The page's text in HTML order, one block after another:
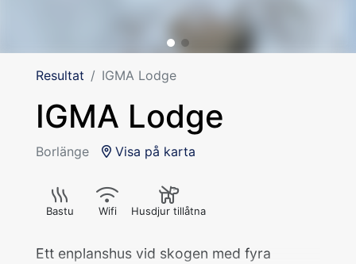
Resultat IGMA Lodge
IGMA Lodge
Borlänge Visa på karta
Bastu Wifi Husdjur tillåtna
Ett enplanshus vid skogen med fyra